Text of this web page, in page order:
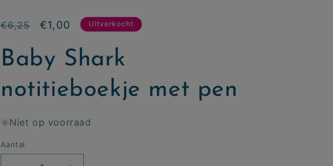
Normale
€6,25 Aanbiedingsprijs
€1,00 Uitverkocht
Baby Shark
notitieboekje met pen
Niet op voorraad
Aantal